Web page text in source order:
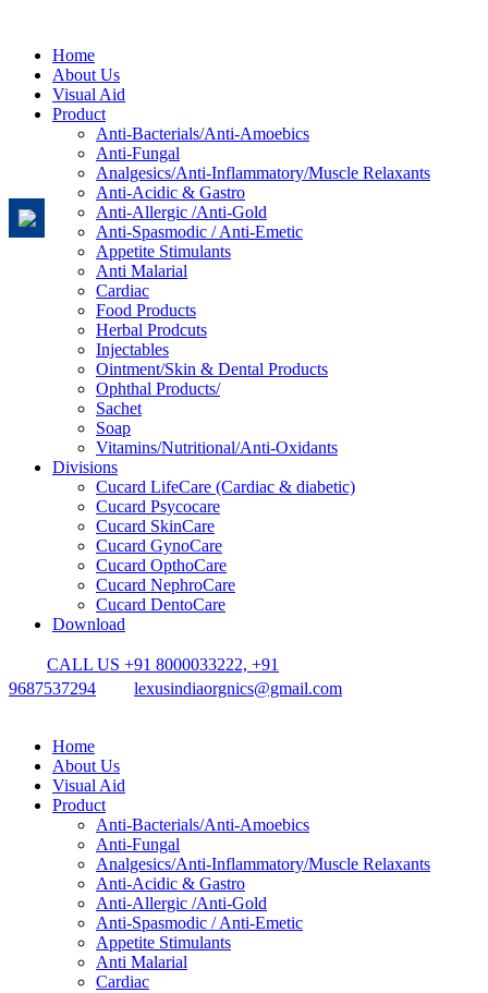
Home
About Us
Visual Aid
Product
Anti-Bacterials/Anti-Amoebics
Anti-Fungal
Analgesics/Anti-Inflammatory/Muscle Relaxants
Anti-Acidic & Gastro
Anti-Allergic /Anti-Gold
Anti-Spasmodic / Anti-Emetic
Appetite Stimulants
Anti Malarial
Cardiac
Food Products
Herbal Prodcuts
Injectables
Ointment/Skin & Dental Products
Ophthal Products/
Sachet
Soap
Vitamins/Nutritional/Anti-Oxidants
Divisions
Cucard LifeCare (Cardiac & diabetic)
Cucard Psycocare
Cucard SkinCare
Cucard GynoCare
Cucard OpthoCare
Cucard NephroCare
Cucard DentoCare
Download
CALL US +91 8000033222, +91
9687537294
lexusindiaorgnics@gmail.com
Home
About Us
Visual Aid
Product
Anti-Bacterials/Anti-Amoebics
Anti-Fungal
Analgesics/Anti-Inflammatory/Muscle Relaxants
Anti-Acidic & Gastro
Anti-Allergic /Anti-Gold
Anti-Spasmodic / Anti-Emetic
Appetite Stimulants
Anti Malarial
Cardiac